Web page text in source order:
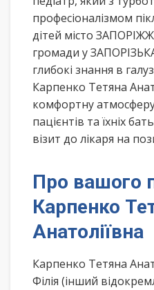
професіоналізмом
дітей місто
громади у
глибокі знання в
Карпенко Тетяна
комфортну
пацієнтів та їхніх
візит до лікаря на
Про вашого
Карпенко
Анатоліївна
Карпенко Тетяна
Філія (інший